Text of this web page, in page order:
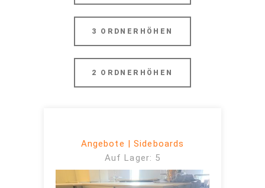
3 ORDNERHÖHEN
2 ORDNERHÖHEN
Angebote | Sideboards
Auf Lager: 5